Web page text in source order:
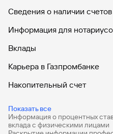
Карта для
Карта с
Сведения о наличии
Информация для
Вклады
Карьера в Газпромбанке
Накопительный счет
Показать все
Дебетовые карты с
Информация о процентных
вклада с физическими лицами